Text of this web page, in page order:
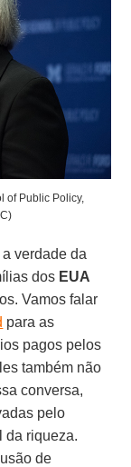
of Public Policy,
verdade da
dos EUA
Vamos falar
para as
pagos pelos
também não
conversa,
pelo
da riqueza.
de